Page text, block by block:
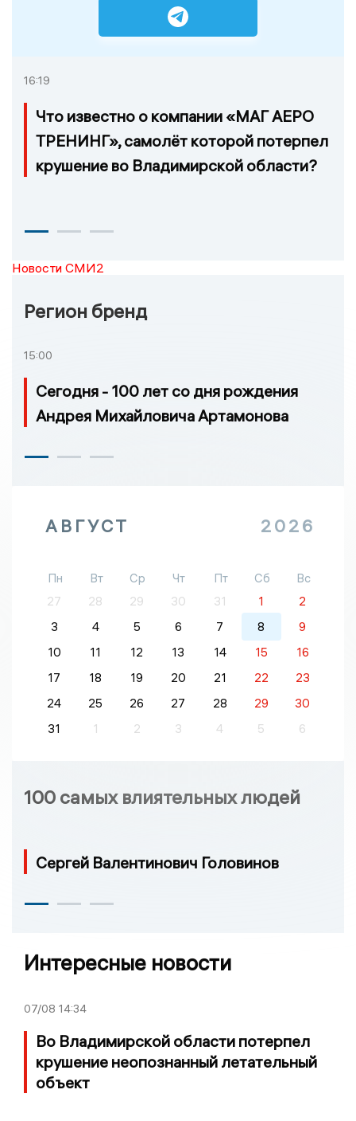
16:19
Что известно о компании «МАГ АЕРО
ТРЕНИНГ», самолёт которой потерпел
крушение во Владимирской области?
Новости СМИ2
Регион бренд
15:00
Сегодня - 100 лет со дня рождения
Андрея Михайловича Артамонова
АВГУСТ 2026
Пн Вт Ср Чт Пт Сб
Вс
27
28 29 30 31 1
2
3
4 5 6 7 8
9
10
11 12 13 14 15
16
17
18 19 20 21 22
23
24
25 26 27 28 29
30
31
1 2 3 4 5 6
100 самых влиятельных людей
Сергей Валентинович Головинов
Интересные новости
07/08 14:34
Во Владимирской области потерпел
крушение неопознанный летательный
объект